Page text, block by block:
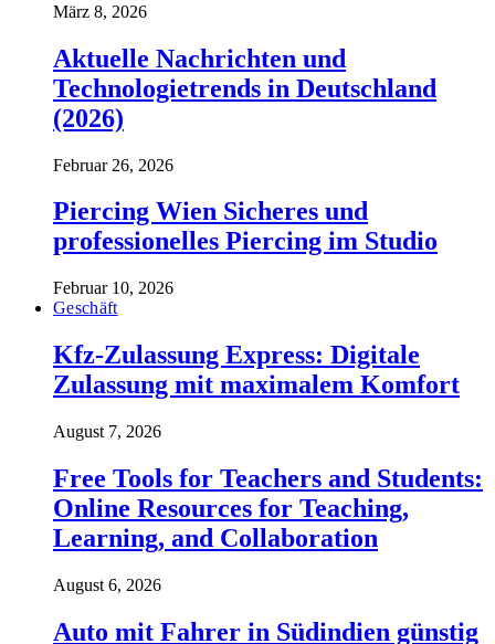
März 8, 2026
Aktuelle Nachrichten und
Technologietrends in Deutschland
(2026)
Februar 26, 2026
Piercing Wien Sicheres und
professionelles Piercing im Studio
Februar 10, 2026
Geschäft
Kfz-Zulassung Express: Digitale
Zulassung mit maximalem Komfort
August 7, 2026
Free Tools for Teachers and Students:
Online Resources for Teaching,
Learning, and Collaboration
August 6, 2026
Auto mit Fahrer in Südindien günstig